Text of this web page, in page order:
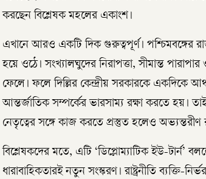
করছেন বিশ্লেষক মহলের একাংশ।
এখানে আরও একটি দিক গুরুত্বপূর্ণ। পশ্চিমবঙ্গের
হয়ে ওঠে। সংখ্যালঘুদের নিরাপত্তা, সীমান্ত
ফেলে। ফলে দিল্লির কেন্দ্রীয় সরকারকে একদিকে
আন্তর্জাতিক সম্পর্কের ভারসাম্য রক্ষা করতে হয়।
নেতৃত্বের সঙ্গে কাজ করতে প্রস্তুত হলেও অভ্যন্তরীণ
বিশ্লেষকদের মতে, এটি ‘ডিপ্লোম্যাটিক ইউ-
ধারাবাহিকতারই নতুন সংস্করণ। রাষ্ট্রনীতি ব্যক্তি-